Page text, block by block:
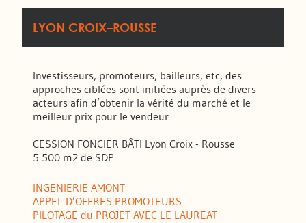
LYON CROIX–ROUSSE
Investisseurs, promoteurs, bailleurs, etc, des
approches ciblées sont initiées auprès de divers
acteurs afin d’obtenir la vérité du marché et le
meilleur prix pour le vendeur.
CESSION FONCIER BÂTI Lyon Croix - Rousse
5 500 m2 de SDP
INGENIERIE AMONT
APPEL D’OFFRES PROMOTEURS
PILOTAGE du PROJET AVEC LE LAUREAT